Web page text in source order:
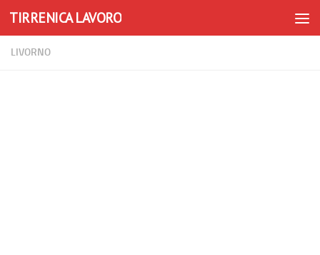
Skip to content
TIRRENICA LAVORO
LIVORNO